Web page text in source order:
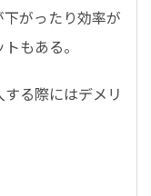
がったり効率が
もある。
る際にはデメリ